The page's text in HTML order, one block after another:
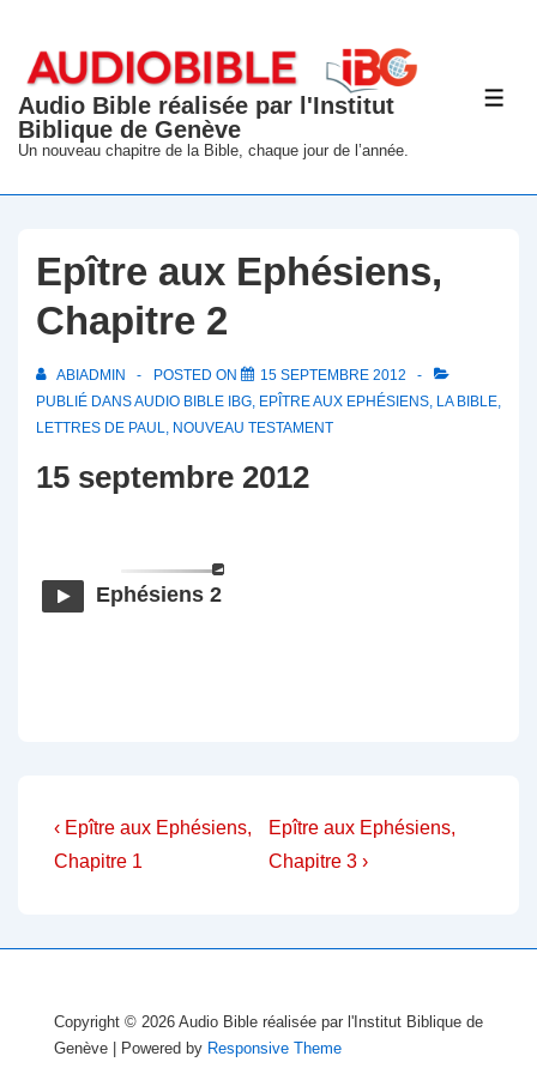
passer
contenu
principal
Audio Bible réalisée par l'Institut
Biblique de Genève
Un nouveau chapitre de la Bible, chaque jour de l’année.
Epître aux Ephésiens,
Chapitre 2
ABIADMIN POSTED ON
15 SEPTEMBRE 2012
PUBLIÉ DANSAUDIO BIBLE IBG, EPÎTRE AUX EPHÉSIENS, LA BIBLE,
LETTRES DE PAUL, NOUVEAU TESTAMENT
15 septembre 2012
Ephésiens 2
Navigation
de
Previous
Post
‹ Epître aux Ephésiens,
Chapitre 1
Next
Post
Epître aux Ephésiens,
Chapitre 3 ›
Copyright © 2026 Audio Bible réalisée par l'Institut Biblique de
Genève
| Powered by Responsive Theme